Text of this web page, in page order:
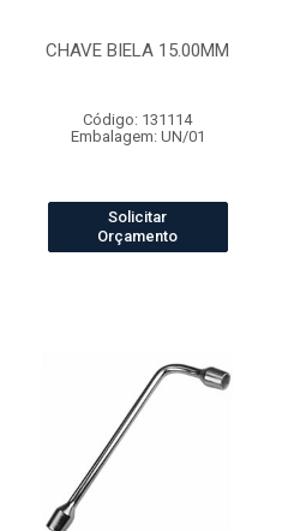
CHAVE BIELA 15.00MM
Código: 131114
Embalagem: UN/01
Solicitar
Orçamento